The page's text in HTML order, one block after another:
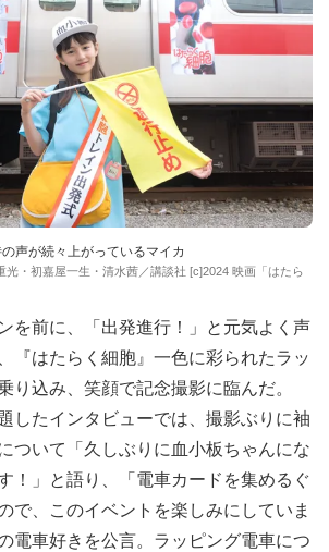
声が続々上がっているマイカ
光・初嘉屋一生・清水茜／講談社 [c]2024 映画「はたら
を前に、「出発進行！」と元気よく声
『はたらく細胞』一色に彩られたラッ
り込み、笑顔で記念撮影に臨んだ。
したインタビューでは、撮影ぶりに袖
ついて「久しぶりに血小板ちゃんにな
！」と語り、「電車カードを集めるぐ
で、このイベントを楽しみにしていま
電車好きを公言。ラッピング電車につ